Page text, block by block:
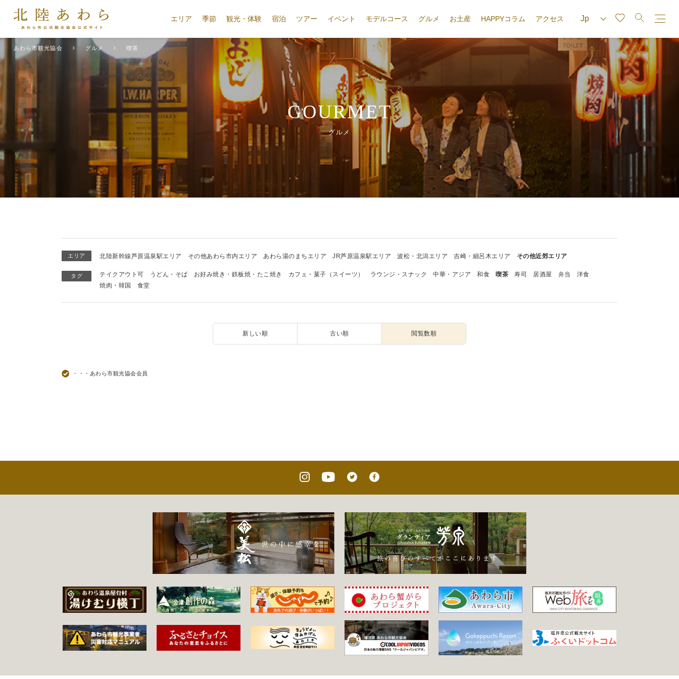
エリア 季節 観光・体験 宿泊 ツアー イベント モデルコース グルメ お土産 HAPPYコラム アクセス
あわら市観光協会 グルメ 喫茶
GOURMET
グルメ
エリア 北陸新幹線芦原温泉駅エリア その他あわら市内エリア あわら湯のまちエリア JR芦原温泉駅エリア 波松・北潟エリア 吉崎・細呂木エリア その他近郊エリア
タグ テイクアウト可 うどん・そば お好み焼き・鉄板焼・たこ焼き カフェ・菓子（スイーツ） ラウンジ・スナック 中華・アジア 和食 喫茶 寿司 居酒屋 弁当
洋食
焼肉・韓国
食堂
新しい順 古い順 閲覧数順
・・・あわら市観光協会会員